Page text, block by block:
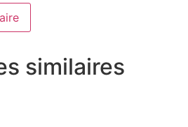
similaires